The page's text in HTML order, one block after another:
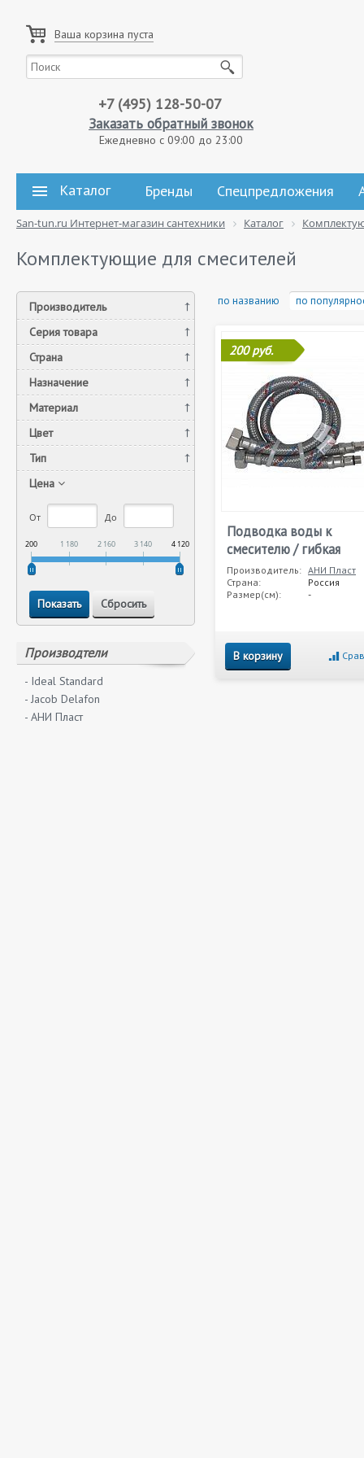
Ваша корзина пуста
+7 (495) 128-50-07
Заказать обратный звонок
Ежедневно с 09:00 до 23:00
Каталог Бренды Спецпредложения
San-tun.ru Интернет-магазин сантехники Каталог
Комплектующие для смесителей
Производитель
Серия товара
Страна
Назначение
Материал
Цвет
Тип
Цена
От До
200 1 180 2 160 3 140 4 120
Производтели
- Ideal Standard
- Jacob Delafon
- АНИ Пласт
по названию по
200 руб.
Подводка воды к
смесителю / гибкая
Производитель: АНИ Пласт
Страна:
Россия
Размер(см):
-
В корзину